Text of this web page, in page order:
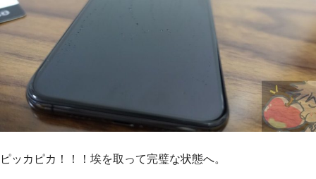
ピッカピカ！！！埃を取って完璧な状態へ。